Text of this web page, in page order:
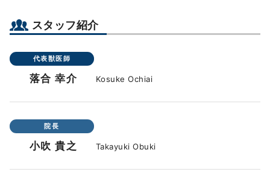
スタッフ紹介
代表獣医師
落合 幸介 Kosuke Ochiai
院長
小吹 貴之 Takayuki Obuki